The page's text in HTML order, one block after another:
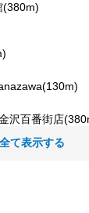
(380m)
沢百番街店
全て表示する